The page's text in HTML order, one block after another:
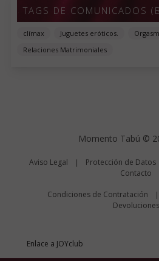
TAGS DE COMUNICADOS
clímax Juguetes eróticos.
Relaciones Matrimoniales
Momento Tabú ©
Aviso Legal Protección de Datos
Contacto
Condiciones de Contratación
Devoluciones
Enlace a JOYclub